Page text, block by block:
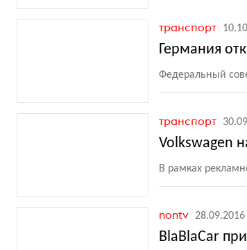
транспорт
Германия
Федеральный
транспорт
Volkswagen
В рамках
nontv
BlaBlaCar